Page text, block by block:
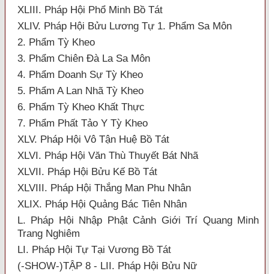
XLIII. Pháp Hội Phổ Minh Bồ Tát
XLIV. Pháp Hội Bửu Lương Tự 1. Phẩm Sa Môn
2. Phẩm Tỳ Kheo
3. Phẩm Chiên Đà La Sa Môn
4. Phẩm Doanh Sự Tỳ Kheo
5. Phẩm A Lan Nhã Tỳ Kheo
6. Phẩm Tỳ Kheo Khất Thực
7. Phẩm Phất Tảo Y Tỳ Kheo
XLV. Pháp Hội Vô Tận Huệ Bồ Tát
XLVI. Pháp Hội Văn Thù Thuyết Bát Nhã
XLVII. Pháp Hội Bửu Kế Bồ Tát
XLVIII. Pháp Hội Thắng Man Phu Nhân
XLIX. Pháp Hội Quảng Bác Tiên Nhân
L. Pháp Hội Nhập Phật Cảnh Giới Trí Quang Minh
Trang Nghiêm
LI. Pháp Hội Tự Tại Vương Bồ Tát
(-SHOW-)TẬP 8 - LII. Pháp Hội Bửu Nữ